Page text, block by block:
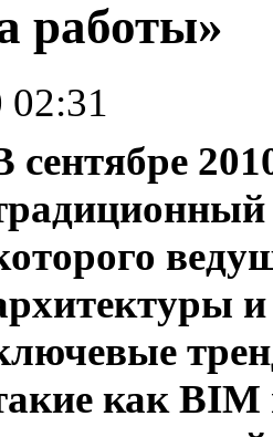
работы»
02:31
сентябре
и
как BIM